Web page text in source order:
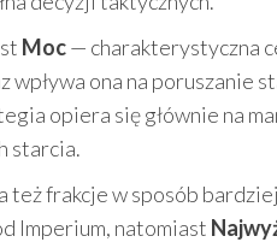
Moc— charakterystyczna
wpływa ona na poruszanie
opiera się głównie na
starcia.
też frakcje w sposób
Imperium, natomiast